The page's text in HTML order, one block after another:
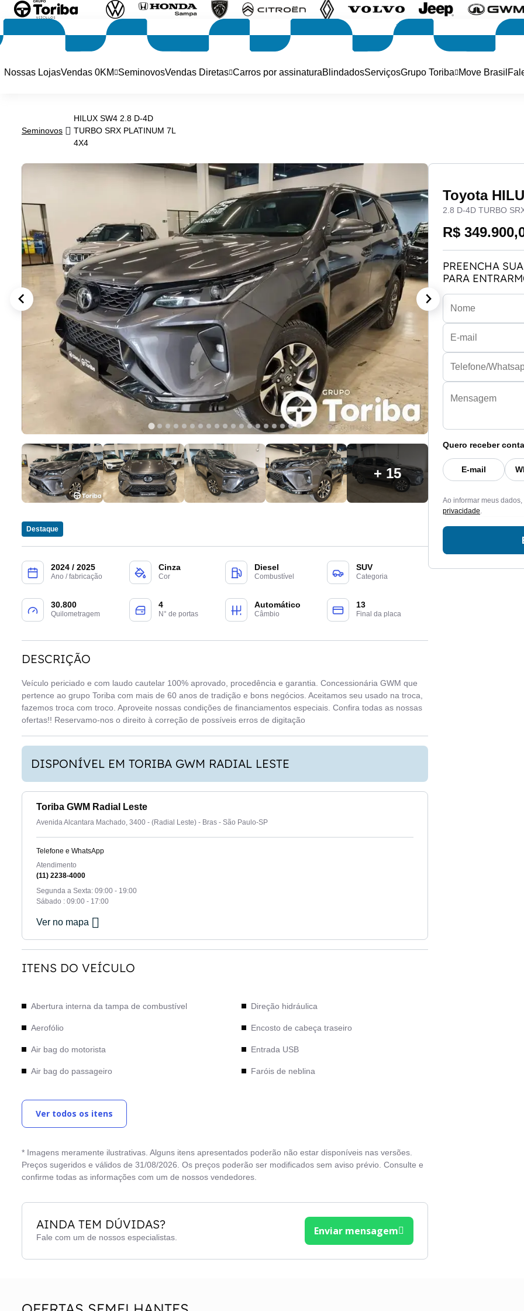
Nossas LojasVendas 0KM SeminovosVendas Diretas Carros por assinaturaBlindadosServiçosGrupo Toriba Move Brasil
Seminovos
HILUX SW4 2.8 D-4D
TURBO SRX PLATINUM 7L
4X4
+ 15
Destaque
2024 / 2025
Ano / fabricação
Cinza
Cor
Diesel
Combustível
SUV
Categoria
30.800
Quilometragem
4
N° de portas
Automático
Câmbio
13
Final da placa
DESCRIÇÃO
Veículo periciado e com laudo cautelar 100% aprovado, procedência e garantia. Concessionária GWM que
pertence ao grupo Toriba com mais de 60 anos de tradição e bons negócios. Aceitamos seu usado na troca,
fazemos troca com troco. Aproveite nossas condições de financiamentos especiais. Confira todas as nossas
ofertas!! Reservamo-nos o direito à correção de possíveis erros de digitação
DISPONÍVEL EM TORIBA GWM RADIAL LESTE
Toriba GWM Radial Leste
Avenida Alcantara Machado, 3400 - (Radial Leste) - Bras - São Paulo-SP
Telefone e WhatsApp
Atendimento
(11) 2238-4000
Segunda a Sexta: 09:00 - 19:00
Sábado : 09:00 - 17:00
Ver no mapa
ITENS DO VEÍCULO
Abertura interna da tampa de combustível
Aerofólio
Air bag do motorista
Air bag do passageiro
Alto falantes dianteiros
Apoios de cabeça traseiros
Ar condicionado
Ar condicionado digital
Banco com regulagem elétrica
Brake light
Direção hidráulica
Encosto de cabeça traseiro
Entrada USB
Faróis de neblina
Luz de neblina
Para-Choque pintado na cor do veículo
Porta-copos
Retrovisores elétricos
Ver todos os itens
* Imagens meramente ilustrativas. Alguns itens apresentados poderão não estar disponíveis nas versões.
Preços sugeridos e válidos de 31/08/2026. Os preços poderão ser modificados sem aviso prévio. Consulte e
confirme todas as informações com um de nossos vendedores.
AINDA TEM DÚVIDAS?
Fale com um de nossos especialistas.
Enviar mensagem
Toyota
2.8 D-4D TURBO
R$
PREENCHA
PARA
Quero receber
E-mail
Ao informar meus
privacidade.